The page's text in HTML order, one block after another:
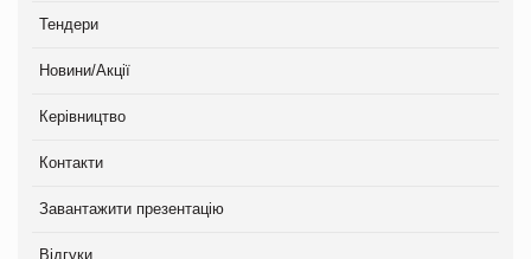
Тендери
Новини/Акції
Керівництво
Контакти
Завантажити презентацію
Відгуки